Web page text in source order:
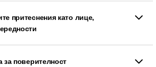
притеснения като лице,
за поверителност